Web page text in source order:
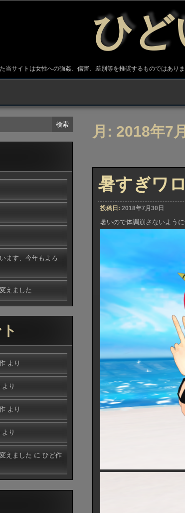
ひ
当サイトは女性への強姦、傷害、差別等を推奨するものではあ
月: 2018年7月
暑すぎワ
投稿日: 2018年7月30日
暑いので体調崩さないよう
ます、今年もよろ
えました
より
より
より
より
えました に ひど作